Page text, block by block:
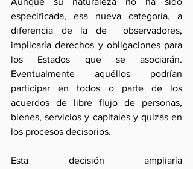
especificada, esa nueva categoría, a
diferencia de la de  observadores,
implicaría derechos y obligaciones para
los Estados que se asociarán.
Eventualmente aquéllos podrían
participar en todos o parte de los
acuerdos de libre flujo de personas,
bienes, servicios y capitales y quizás en
los procesos decisorios.
Esta decisión ampliaría